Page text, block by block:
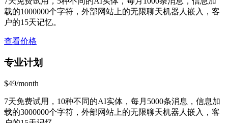
载的1000000个字符，外部网站上的无限聊天机器人嵌入，客
户的15天记忆。
查看价格
专业计划
$49/month
7天免费试用，10种不同的AI实体，每月5000条消息，信息加
载的3000000个字符，外部网站上的无限聊天机器人嵌入，客